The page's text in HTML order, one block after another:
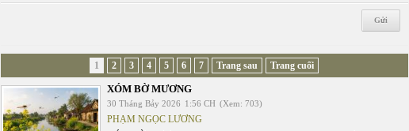
1 2 3 4 5 6 7 Trang sau Trang cuối
XÓM BỜ MƯƠNG
30 Tháng Bảy 2026 1:56 CH (Xem: 703)
PHẠM NGỌC LƯƠNG